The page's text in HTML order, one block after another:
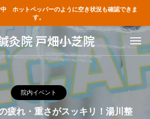
ホットペッパーのように空き状況も確認できま
す。
灸院 戸畑小芝院
院内イベント
疲れ・重さがスッキリ！湯川整